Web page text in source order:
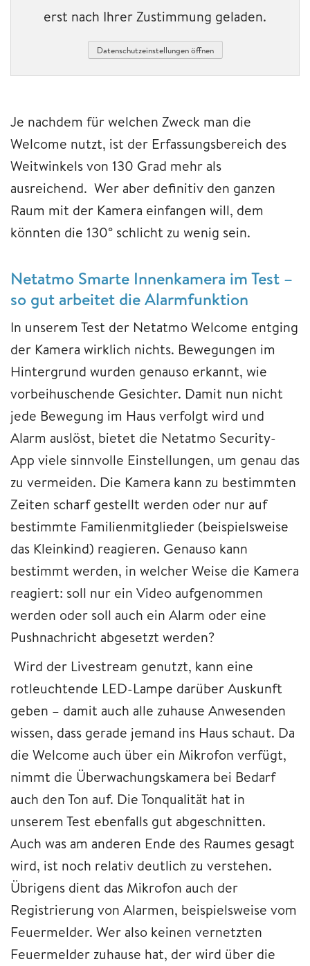
erst nach Ihrer Zustimmung geladen.
Datenschutzeinstellungen öffnen
Je nachdem für welchen Zweck man die
Welcome nutzt, ist der Erfassungsbereich des
Weitwinkels von 130 Grad mehr als
ausreichend. Wer aber definitiv den ganzen
Raum mit der Kamera einfangen will, dem
könnten die 130° schlicht zu wenig sein.
Netatmo Smarte Innenkamera im Test –
so gut arbeitet die Alarmfunktion
In unserem Test der Netatmo Welcome entging
der Kamera wirklich nichts. Bewegungen im
Hintergrund wurden genauso erkannt, wie
vorbeihuschende Gesichter. Damit nun nicht
jede Bewegung im Haus verfolgt wird und
Alarm auslöst, bietet die Netatmo Security-
App viele sinnvolle Einstellungen, um genau das
zu vermeiden. Die Kamera kann zu bestimmten
Zeiten scharf gestellt werden oder nur auf
bestimmte Familienmitglieder (beispielsweise
das Kleinkind) reagieren. Genauso kann
bestimmt werden, in welcher Weise die Kamera
reagiert: soll nur ein Video aufgenommen
werden oder soll auch ein Alarm oder eine
Pushnachricht abgesetzt werden?
Wird der Livestream genutzt, kann eine
rotleuchtende LED-Lampe darüber Auskunft
geben – damit auch alle zuhause Anwesenden
wissen, dass gerade jemand ins Haus schaut. Da
die Welcome auch über ein Mikrofon verfügt,
nimmt die Überwachungskamera bei Bedarf
auch den Ton auf. Die Tonqualität hat in
unserem Test ebenfalls gut abgeschnitten.
Auch was am anderen Ende des Raumes gesagt
wird, ist noch relativ deutlich zu verstehen.
Übrigens dient das Mikrofon auch der
Registrierung von Alarmen, beispielsweise vom
Feuermelder. Wer also keinen vernetzten
Feuermelder zuhause hat, der wird über die